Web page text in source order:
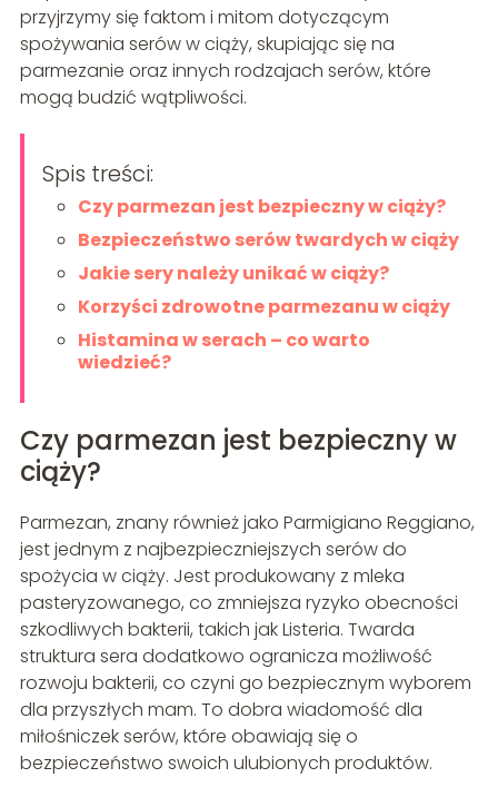
przyjrzymy się faktom i mitom dotyczącym
spożywania serów w ciąży, skupiając się na
parmezanie oraz innych rodzajach serów, które
mogą budzić wątpliwości.
Spis treści:
Czy parmezan jest bezpieczny w ciąży?
Bezpieczeństwo serów twardych w ciąży
Jakie sery należy unikać w ciąży?
Korzyści zdrowotne parmezanu w ciąży
Histamina w serach – co warto
wiedzieć?
Czy parmezan jest bezpieczny w
ciąży?
Parmezan, znany również jako Parmigiano Reggiano,
jest jednym z najbezpieczniejszych serów do
spożycia w ciąży. Jest produkowany z mleka
pasteryzowanego, co zmniejsza ryzyko obecności
szkodliwych bakterii, takich jak Listeria. Twarda
struktura sera dodatkowo ogranicza możliwość
rozwoju bakterii, co czyni go bezpiecznym wyborem
dla przyszłych mam. To dobra wiadomość dla
miłośniczek serów, które obawiają się o
bezpieczeństwo swoich ulubionych produktów.